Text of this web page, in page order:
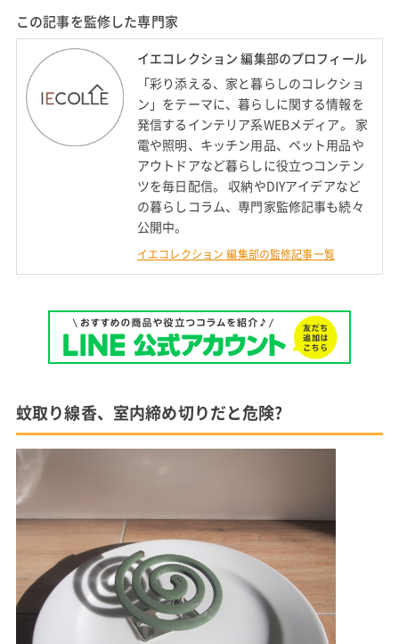
この記事を監修した専門家
イエコレクション 編集部のプロフィール
「彩り添える、家と暮らしのコレクショ
ン」をテーマに、暮らしに関する情報を
発信するインテリア系WEBメディア。 家
電や照明、キッチン用品、ペット用品や
アウトドアなど暮らしに役立つコンテン
ツを毎日配信。 収納やDIYアイデアなど
の暮らしコラム、専門家監修記事も続々
公開中。
イエコレクション 編集部の監修記事一覧
蚊取り線香、室内締め切りだと危険?